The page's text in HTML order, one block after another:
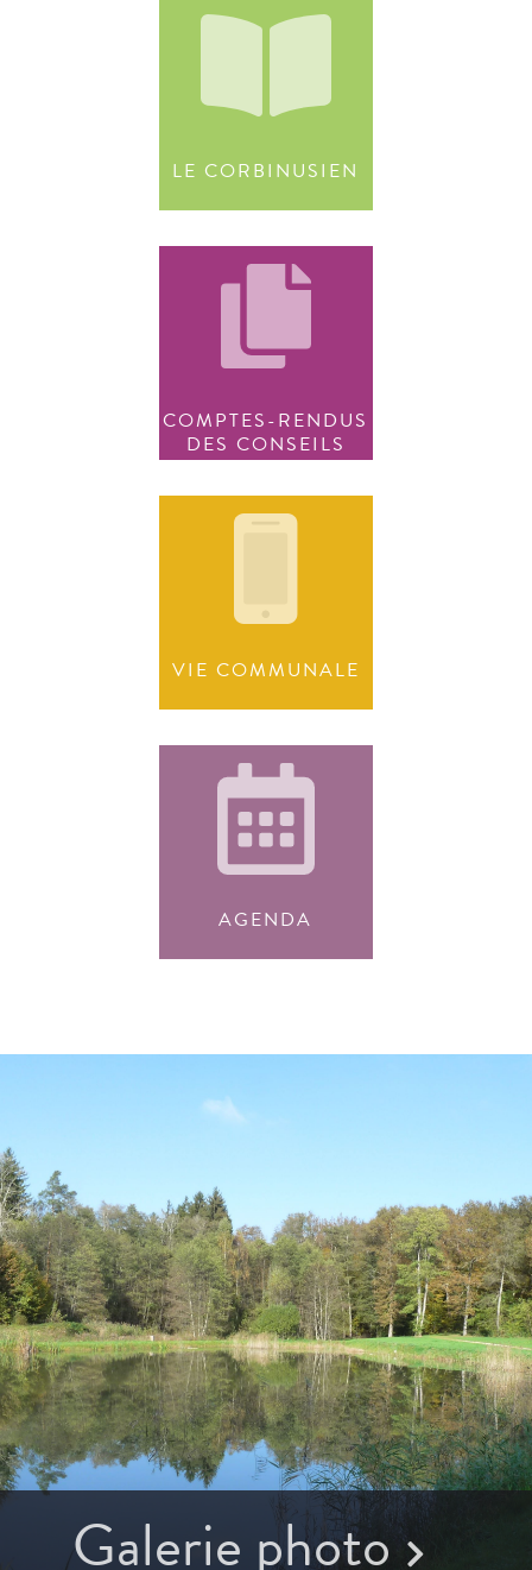
LE CORBINUSIEN
COMPTES-RENDUS
DES CONSEILS
VIE COMMUNALE
AGENDA
Galerie photo